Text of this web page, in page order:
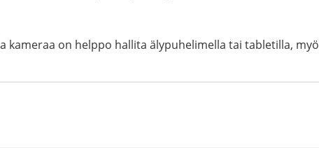
kameraa on helppo hallita älypuhelimella tai tabletilla,